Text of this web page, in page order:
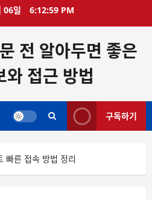
06일 6:12:59 PM
전 알아두면 좋은
와 접근 방법
구독하기
빠른 접속 방법 정리